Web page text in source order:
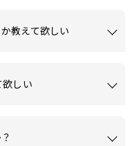
教えて欲しい
しい